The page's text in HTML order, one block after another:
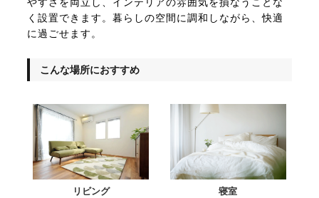
く設置できます。暮らしの空間に調和しながら、快適
に過ごせます。
こんな場所におすすめ
リビング 寝室